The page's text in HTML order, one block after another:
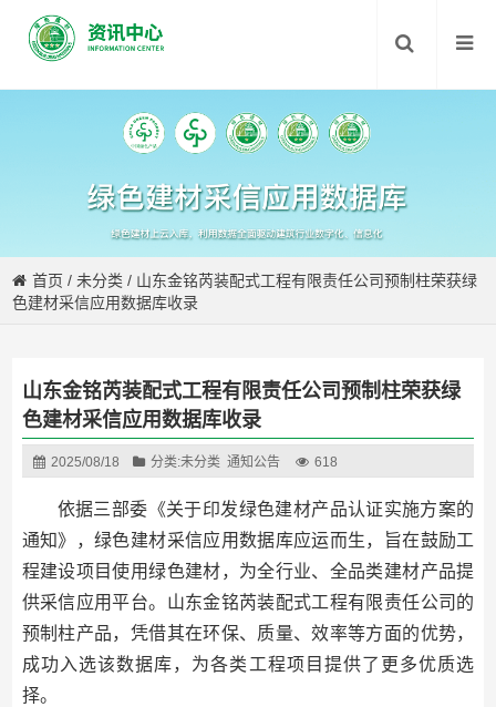
首页 /未分类 / 山东金铭芮装配式工程有限责任公司预制柱荣获绿
色建材采信应用数据库收录
山东金铭芮装配式工程有限责任公司预制柱荣获绿
色建材采信应用数据库收录
2025/08/18 分类:未分类 通知公告 618
依据三部委《关于印发绿色建材产品认证实施方案的
通知》，绿色建材采信应用数据库应运而生，旨在鼓励工
程建设项目使用绿色建材，为全行业、全品类建材产品提
供采信应用平台。山东金铭芮装配式工程有限责任公司的
预制柱产品，凭借其在环保、质量、效率等方面的优势，
成功入选该数据库，为各类工程项目提供了更多优质选
择。